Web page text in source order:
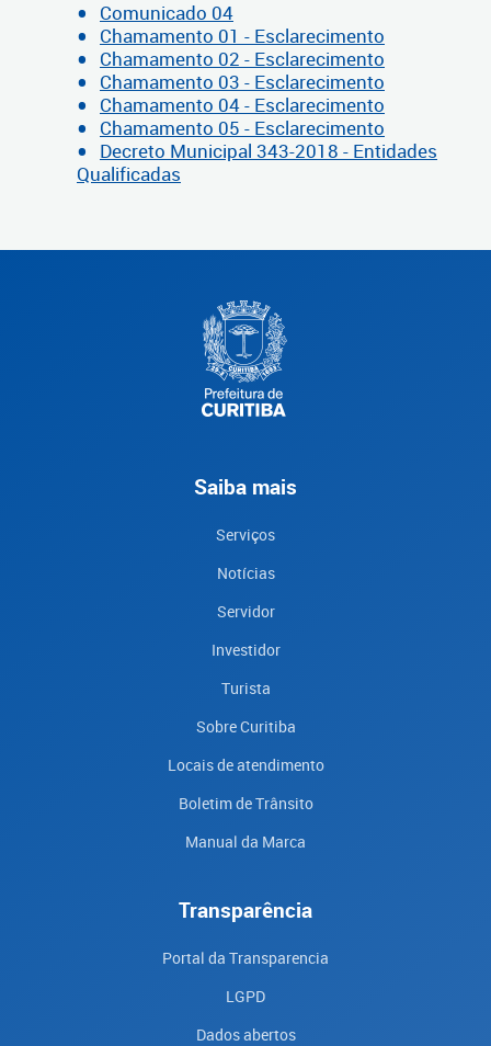
Comunicado 04
Chamamento 01 - Esclarecimento
Chamamento 02 - Esclarecimento
Chamamento 03 - Esclarecimento
Chamamento 04 - Esclarecimento
Chamamento 05 - Esclarecimento
Decreto Municipal 343-2018 - Entidades
Qualificadas
Saiba mais
Serviços
Notícias
Servidor
Investidor
Turista
Sobre Curitiba
Locais de atendimento
Boletim de Trânsito
Manual da Marca
Transparência
Portal da Transparencia
LGPD
Dados abertos